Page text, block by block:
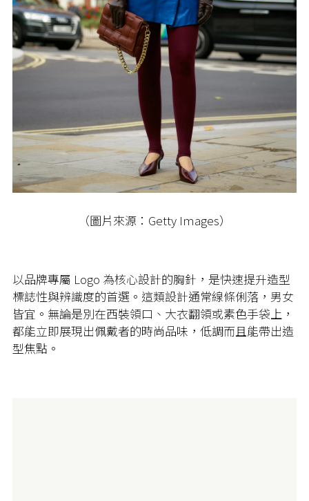
（圖片來源：Getty Images）
以品牌專屬 Logo 為核心設計的胸針，是快速提升造型
標誌性與辨識度的首選。這類設計通常線條俐落，男女
皆宜。無論是別在西裝領口、大衣翻領或素色手袋上，
都能立即展現出佩戴者的時尚品味，低調而且能帶出造
型焦點。